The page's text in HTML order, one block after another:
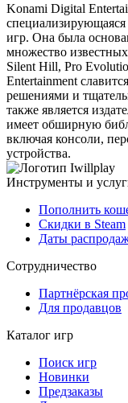
Konami Digital
игр. Она была
множество
Silent Hill, Pro
Entertainment
решениями и
также является
имеет обширную
включая консоли,
устройства.
Инструменты и
Пополнить
Скидки в Steam
Даты
Сотрудничество
Партнёрская
Для продавцов
Каталог игр
Поиск игр
Новинки
Предзаказы